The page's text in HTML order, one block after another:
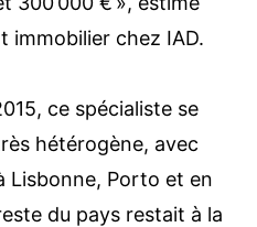
immobilier chez IAD.
ce spécialiste se
hétérogène, avec
Lisbonne, Porto et en
du pays restait à la